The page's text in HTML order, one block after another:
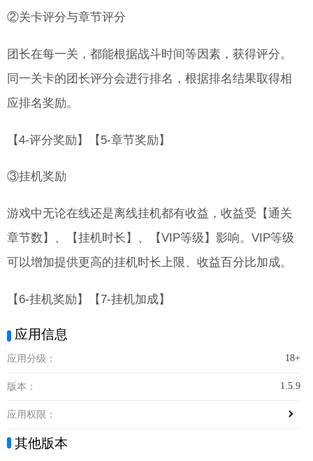
②关卡评分与章节评分
团长在每一关，都能根据战斗时间等因素，获得评分。
同一关卡的团长评分会进行排名，根据排名结果取得相
应排名奖励。
【4-评分奖励】【5-章节奖励】
③挂机奖励
游戏中无论在线还是离线挂机都有收益，收益受【通关
章节数】、【挂机时长】、【VIP等级】影响。VIP等级
可以增加提供更高的挂机时长上限、收益百分比加成。
【6-挂机奖励】【7-挂机加成】
应用信息
应用分级： 18+
版本： 1.5.9
应用权限：
其他版本